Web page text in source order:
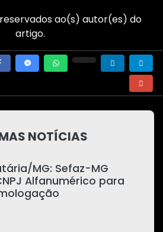
ao(s) autor(es) do
artigo.
NOTÍCIAS
MG: Sefaz-MG
Alfanumérico para